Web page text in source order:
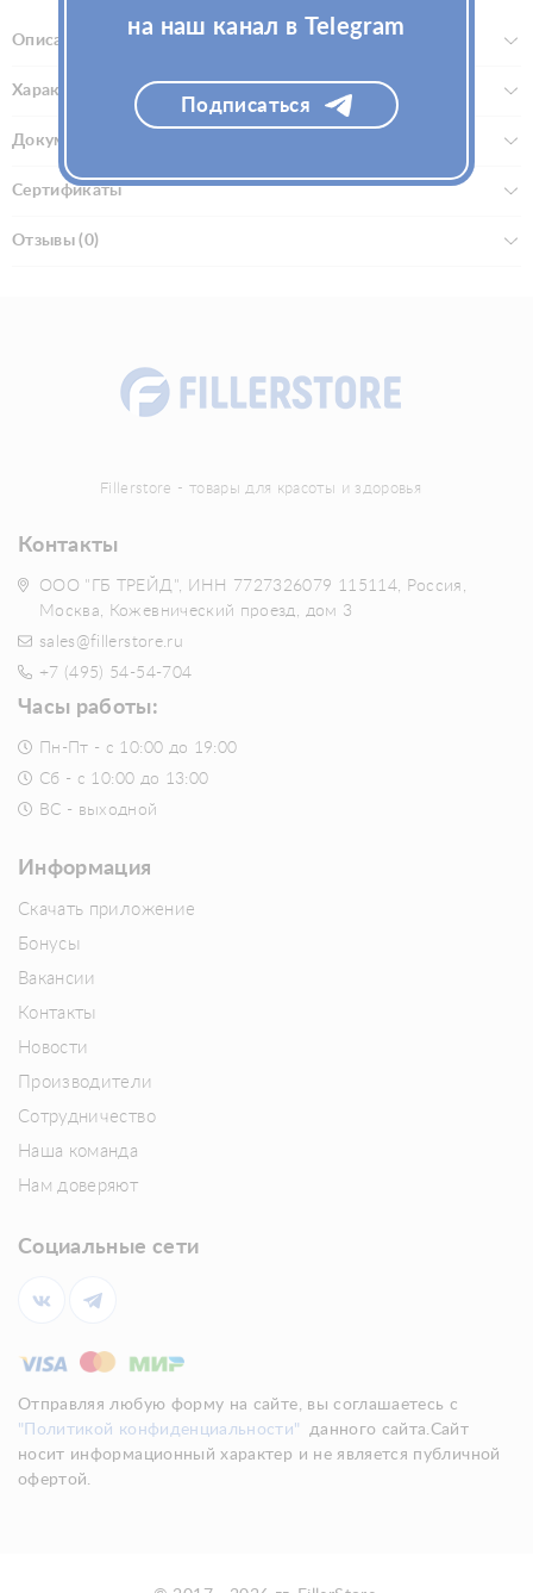
Описание
Характеристики
Документы
Сертификаты
Отзывы (0)
Fillerstore - товары для красоты и здоровья
Контакты
ООО "ГБ ТРЕЙД", ИНН 7727326079 115114, Россия,
Москва, Кожевнический проезд, дом 3
sales@fillerstore.ru
+7 (495) 54-54-704
Часы работы:
Пн-Пт - с 10:00 до 19:00
Сб - с 10:00 до 13:00
ВС - выходной
Информация
Скачать приложение
Бонусы
Вакансии
Контакты
Новости
Производители
Сотрудничество
Наша команда
Нам доверяют
Социальные сети
Отправляя любую форму на сайте, вы соглашаетесь с
"Политикой конфиденциальности"
данного сайта.Сайт
носит информационный характер и не является публичной
офертой.
на наш канал в Telegram
Подписаться